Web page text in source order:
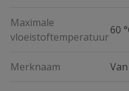
Maximale
vloeistoftemperatuur
60
Merknaam